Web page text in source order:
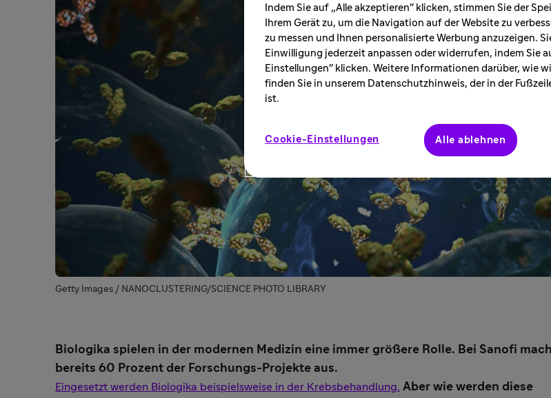
Getty Images / NANOCLUSTERING/SCIENCE PHOTO LIBRARY
Biologika spielen in der modernen Medizin eine immer größere Rolle. Bei Sanofi
bereits 60 Prozent der Forschungs-Projekte aus.
Eingesetzt werden Biologika beispielsweise in der Krebsbehandlung. Aber wie werden diese
Indem Sie auf „Alle akzeptieren" klicken, stimmen Sie der
Ihrem Gerät zu, um die Navigation auf der Website zu
zu messen und Ihnen personalisierte Werbung anzuzeigen.
Einwilligung jederzeit anpassen oder widerrufen, indem Sie
Einstellungen" klicken. Weitere Informationen darüber, wie
finden Sie in unserem Datenschutzhinweis, der in der
ist.
Cookie-Einstellungen Alle ablehnen